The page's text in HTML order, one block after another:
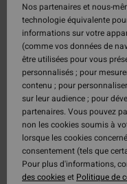
Nos partenaires et nous-
technologie équivalente
informations sur votre
(comme vos données de
être utilisées pour vous
personnalisés ; pour
contenu ; pour
sur leur audience ; pour
partenaires. Vous pouvez
non les cookies soumis à
lorsque les cookies
consentement (tels que
Pour plus d'informations,
des cookieset Politique de